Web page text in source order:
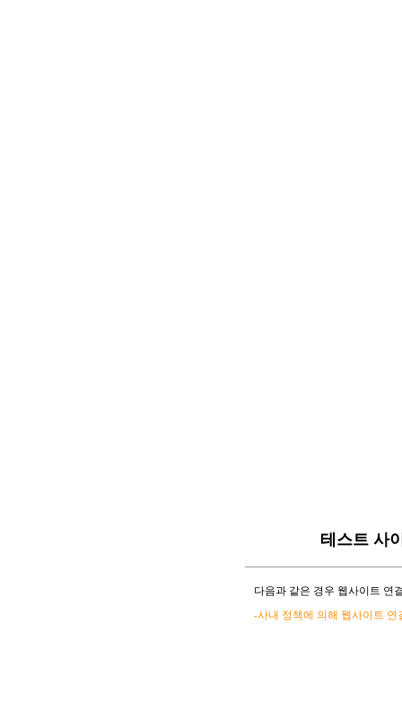
테스트 사
다음과 같은 경우 웹사이트 연
-사내 정책에 의해 웹사이트